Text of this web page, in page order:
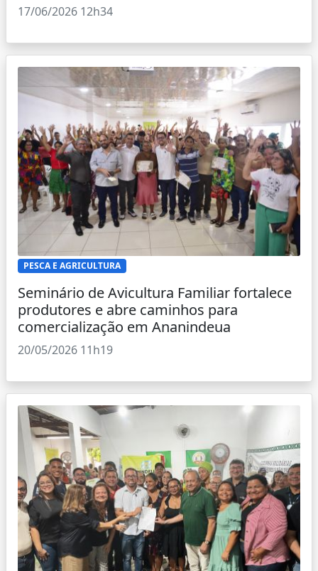
17/06/2026 12h34
PESCA E AGRICULTURA
Seminário de Avicultura Familiar fortalece
produtores e abre caminhos para
comercialização em Ananindeua
20/05/2026 11h19